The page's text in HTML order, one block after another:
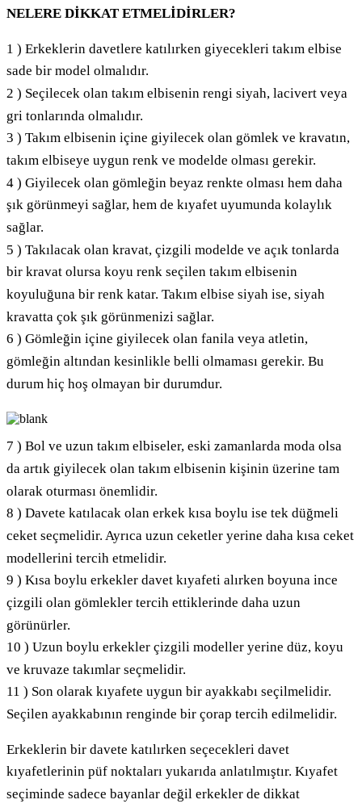
NELERE DİKKAT ETMELİDİRLER?
1 ) Erkeklerin davetlere katılırken giyecekleri takım elbise
sade bir model olmalıdır.
2 ) Seçilecek olan takım elbisenin rengi siyah, lacivert veya
gri tonlarında olmalıdır.
3 ) Takım elbisenin içine giyilecek olan gömlek ve kravatın,
takım elbiseye uygun renk ve modelde olması gerekir.
4 ) Giyilecek olan gömleğin beyaz renkte olması hem daha
şık görünmeyi sağlar, hem de kıyafet uyumunda kolaylık
sağlar.
5 ) Takılacak olan kravat, çizgili modelde ve açık tonlarda
bir kravat olursa koyu renk seçilen takım elbisenin
koyuluğuna bir renk katar. Takım elbise siyah ise, siyah
kravatta çok şık görünmenizi sağlar.
6 ) Gömleğin içine giyilecek olan fanila veya atletin,
gömleğin altından kesinlikle belli olmaması gerekir. Bu
durum hiç hoş olmayan bir durumdur.
7 ) Bol ve uzun takım elbiseler, eski zamanlarda moda olsa
da artık giyilecek olan takım elbisenin kişinin üzerine tam
olarak oturması önemlidir.
8 ) Davete katılacak olan erkek kısa boylu ise tek düğmeli
ceket seçmelidir. Ayrıca uzun ceketler yerine daha kısa ceket
modellerini tercih etmelidir.
9 ) Kısa boylu erkekler davet kıyafeti alırken boyuna ince
çizgili olan gömlekler tercih ettiklerinde daha uzun
görünürler.
10 ) Uzun boylu erkekler çizgili modeller yerine düz, koyu
ve kruvaze takımlar seçmelidir.
11 ) Son olarak kıyafete uygun bir ayakkabı seçilmelidir.
Seçilen ayakkabının renginde bir çorap tercih edilmelidir.
Erkeklerin bir davete katılırken seçecekleri davet
kıyafetlerinin püf noktaları yukarıda anlatılmıştır. Kıyafet
seçiminde sadece bayanlar değil erkekler de dikkat